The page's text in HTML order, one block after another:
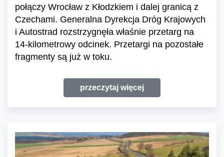
połączy Wrocław z Kłodzkiem i dalej granicą z
Czechami. Generalna Dyrekcja Dróg Krajowych
i Autostrad rozstrzygnęła właśnie przetarg na
14-kilometrowy odcinek. Przetargi na pozostałe
fragmenty są już w toku.
przeczytaj więcej